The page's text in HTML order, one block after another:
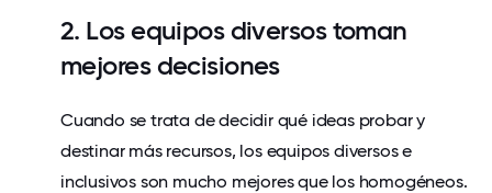
2. Los equipos diversos toman
mejores decisiones
Cuando se trata de decidir qué ideas probar y
destinar más recursos, los equipos diversos e
inclusivos son mucho mejores que los homogéneos.